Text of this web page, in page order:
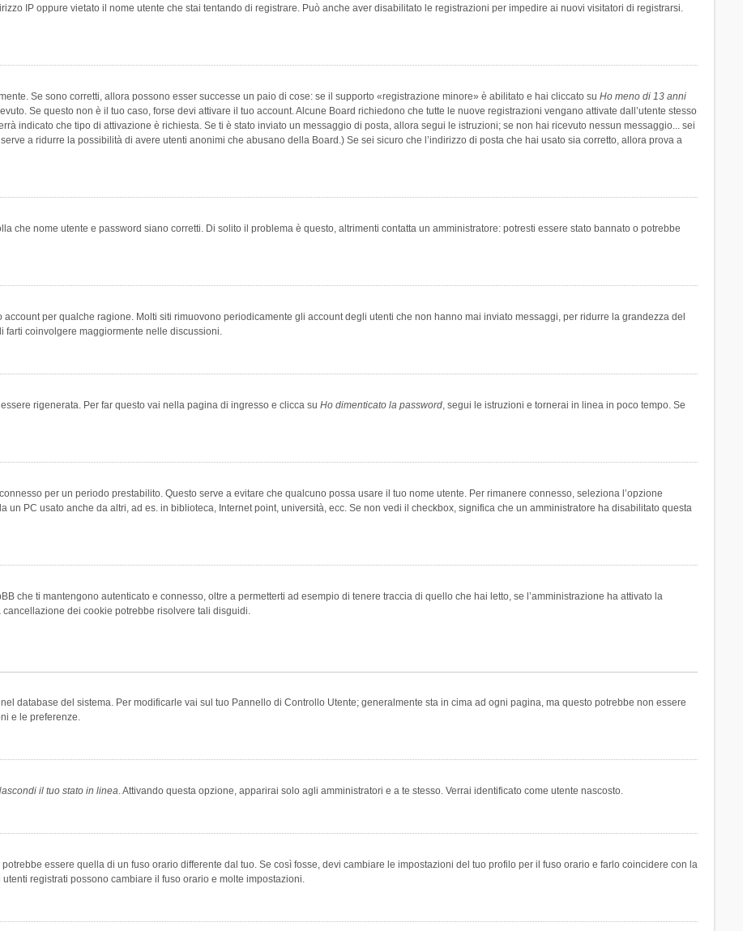
IP oppure vietato il nome utente che stai tentando di registrare. Può anche aver disabilitato le registrazioni per impedire ai nuovi visitatori di registrarsi.
Se sono corretti, allora possono esser successe un paio di cose: se il supporto «registrazione minore» è abilitato e hai cliccato su Ho meno di 13 anni
Se questo non è il tuo caso, forse devi attivare il tuo account. Alcune Board richiedono che tutte le nuove registrazioni vengano attivate dall’utente stesso
indicato che tipo di attivazione è richiesta. Se ti è stato inviato un messaggio di posta, allora segui le istruzioni; se non hai ricevuto nessun messaggio... sei
a ridurre la possibilità di avere utenti anonimi che abusano della Board.) Se sei sicuro che l’indirizzo di posta che hai usato sia corretto, allora prova a
che nome utente e password siano corretti. Di solito il problema è questo, altrimenti contatta un amministratore: potresti essere stato bannato o potrebbe
per qualche ragione. Molti siti rimuovono periodicamente gli account degli utenti che non hanno mai inviato messaggi, per ridurre la grandezza del
farti coinvolgere maggiormente nelle discussioni.
rigenerata. Per far questo vai nella pagina di ingresso e clicca su Ho dimenticato la password, segui le istruzioni e tornerai in linea in poco tempo. Se
per un periodo prestabilito. Questo serve a evitare che qualcuno possa usare il tuo nome utente. Per rimanere connesso, seleziona l’opzione
PC usato anche da altri, ad es. in biblioteca, Internet point, università, ecc. Se non vedi il checkbox, significa che un amministratore ha disabilitato questa
che ti mantengono autenticato e connesso, oltre a permetterti ad esempio di tenere traccia di quello che hai letto, se l’amministrazione ha attivato la
dei cookie potrebbe risolvere tali disguidi.
database del sistema. Per modificarle vai sul tuo Pannello di Controllo Utente; generalmente sta in cima ad ogni pagina, ma questo potrebbe non essere
e le preferenze.
il tuo stato in linea. Attivando questa opzione, apparirai solo agli amministratori e a te stesso. Verrai identificato come utente nascosto.
essere quella di un fuso orario differente dal tuo. Se così fosse, devi cambiare le impostazioni del tuo profilo per il fuso orario e farlo coincidere con la
registrati possono cambiare il fuso orario e molte impostazioni.